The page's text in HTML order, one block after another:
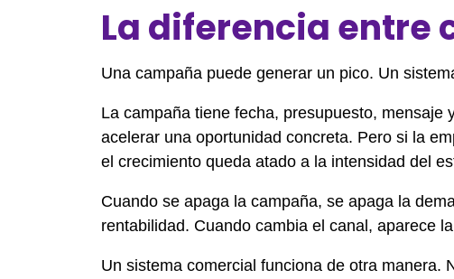
La diferencia entre
Una campaña puede generar un pico. Un
La campaña tiene fecha, presupuesto,
acelerar una oportunidad concreta. Pero si la
el crecimiento queda atado a la intensidad del
Cuando se apaga la campaña, se apaga la
rentabilidad. Cuando cambia el canal, aparece
Un sistema comercial funciona de otra manera.